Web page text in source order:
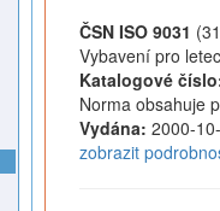
ČSN ISO 9031
Vybavení pro
Katalogové
Norma obsahuje
Vydána: 2000-
zobrazit